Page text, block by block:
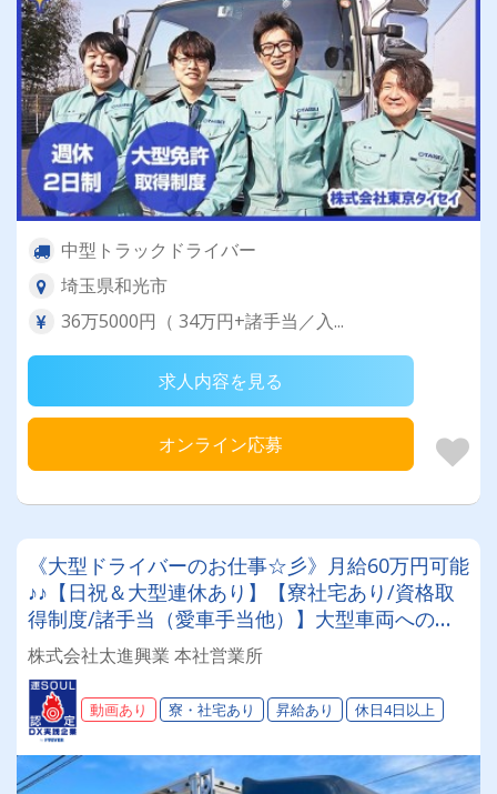
中型トラックドライバー
埼玉県和光市
36万5000円（ 34万円+諸手当／入...
求人内容を見る
オンライン応募
《大型ドライバーのお仕事☆彡》月給60万円可能
♪♪【日祝＆大型連休あり】【寮社宅あり/資格取
得制度/諸手当（愛車手当他）】大型車両へのス
テップアップを目指している方、必見！！
株式会社太進興業 本社営業所
動画あり 寮・社宅あり 昇給あり 休日4日以上